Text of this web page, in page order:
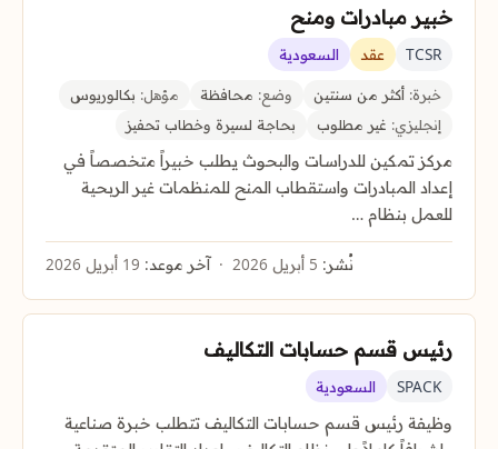
خبير مبادرات ومنح
TCSR عقد السعودية
خبرة: أكثر من سنتين وضع: محافظة مؤهل: بكالوريوس
إنجليزي: غير مطلوب بحاجة لسيرة وخطاب تحفيز
مركز تمكين للدراسات والبحوث يطلب خبيراً متخصصاً في
إعداد المبادرات واستقطاب المنح للمنظمات غير الربحية
للعمل بنظام …
نُشر: آخر موعد:
رئيس قسم حسابات التكاليف
SPACK السعودية
وظيفة رئيس قسم حسابات التكاليف تتطلب خبرة صناعية